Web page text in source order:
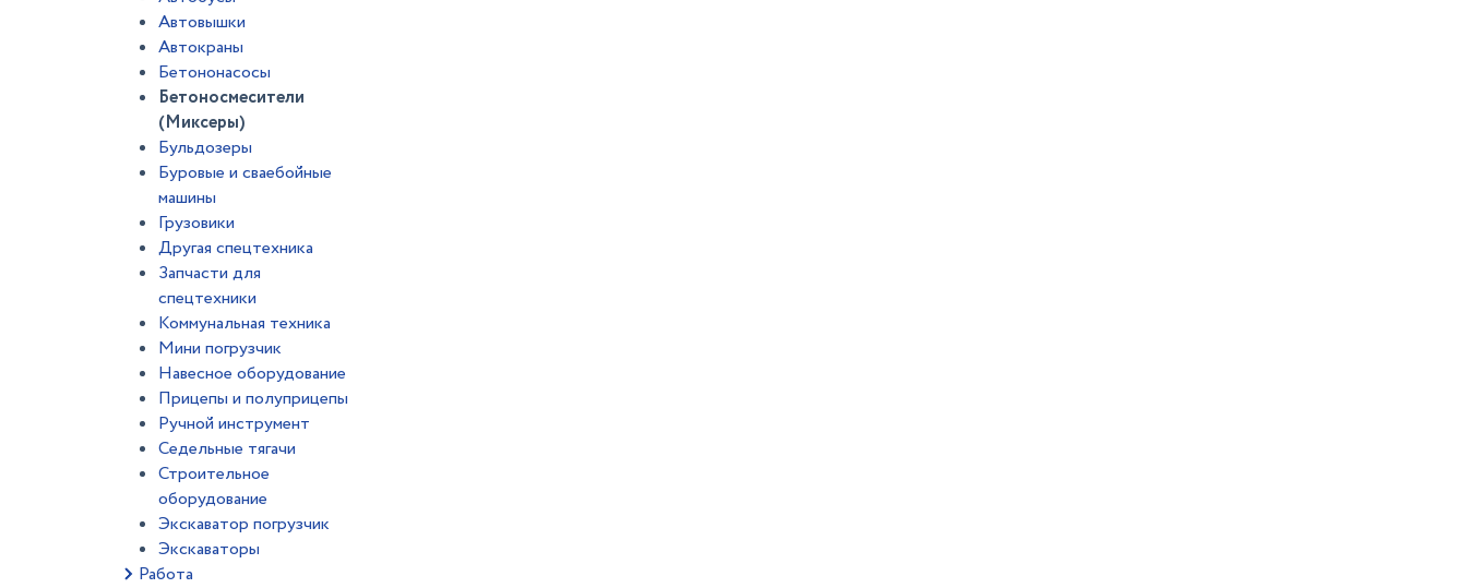
Автовышки
Автокраны
Бетононасосы
Бетоносмесители
(Миксеры)
Бульдозеры
Буровые и сваебойные
машины
Грузовики
Другая спецтехника
Запчасти для
спецтехники
Коммунальная техника
Мини погрузчик
Навесное оборудование
Прицепы и полуприцепы
Ручной инструмент
Седельные тягачи
Строительное
оборудование
Экскаватор погрузчик
Экскаваторы
Работа